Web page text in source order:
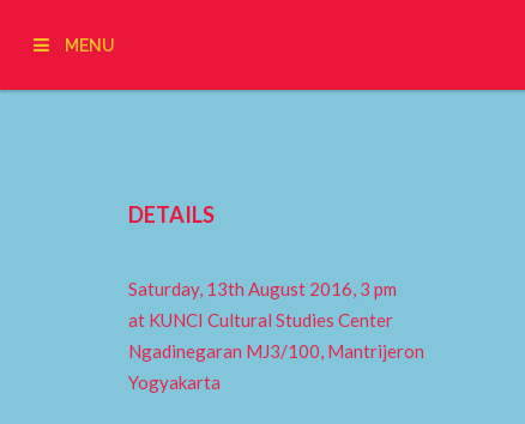
MENU
DETAILS
Saturday, 13th August 2016, 3 pm
at KUNCI Cultural Studies Center
Ngadinegaran MJ3/100, Mantrijeron
Yogyakarta